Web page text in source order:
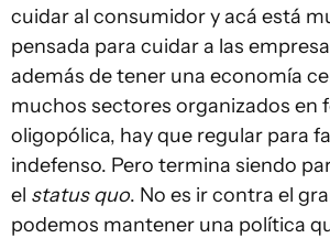
cuidar al consumidor y acá está
pensada para cuidar a las
además de tener una economía
muchos sectores organizados en
oligopólica, hay que regular para
indefenso. Pero termina siendo
el status quo. No es ir contra el
podemos mantener una política